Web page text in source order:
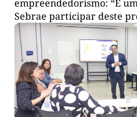
empreendedorismo: “É
Sebrae participar deste